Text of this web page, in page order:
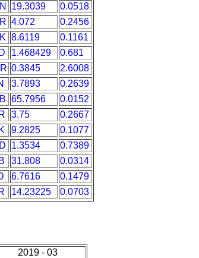
19.3039
0.0518
4.072
0.2456
8.6119
0.1161
1.468429
0.681
0.3845
2.6008
3.7893
0.2639
65.7956
0.0152
3.75
0.2667
9.2825
0.1077
1.3534
0.7389
31.808
0.0314
6.7616
0.1479
14.23225 0.0703
2019 - 03